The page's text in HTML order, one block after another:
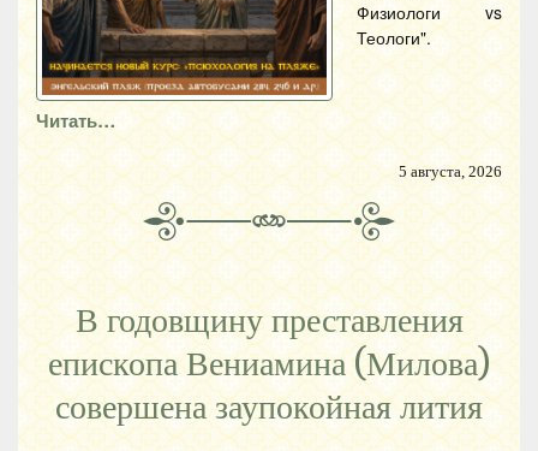
Физиологи vs
Теологи".
Читать…
5 августа, 2026
В годовщину преставления
епископа Вениамина (Милова)
совершена заупокойная лития